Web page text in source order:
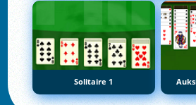
Solitaire 1